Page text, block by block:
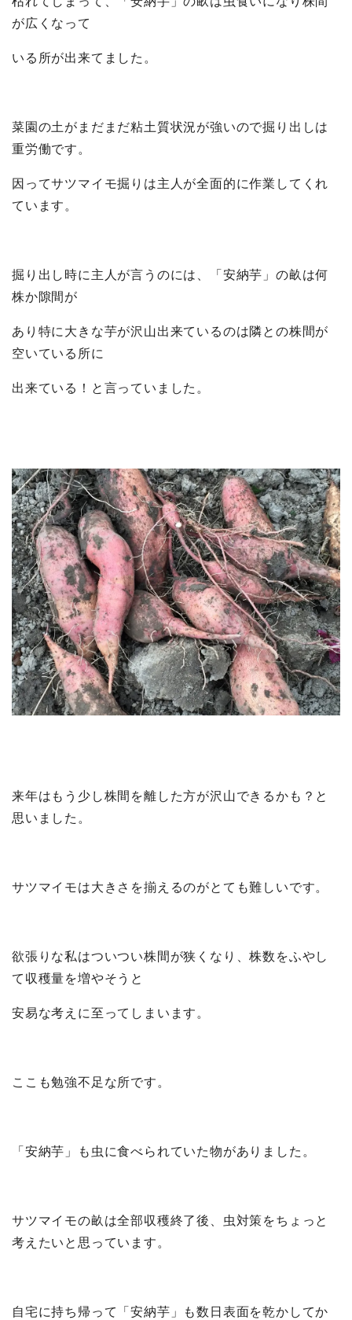
が広くなって
いる所が出来てました。
菜園の土がまだまだ粘土質状況が強いので掘り出しは
重労働です。
因ってサツマイモ掘りは主人が全面的に作業してくれ
ています。
掘り出し時に主人が言うのには、「安納芋」の畝は何
株か隙間が
あり特に大きな芋が沢山出来ているのは隣との株間が
空いている所に
出来ている！と言っていました。
来年はもう少し株間を離した方が沢山できるかも？と
思いました。
サツマイモは大きさを揃えるのがとても難しいです。
欲張りな私はついつい株間が狭くなり、株数をふやし
て収穫量を増やそうと
安易な考えに至ってしまいます。
ここも勉強不足な所です。
「安納芋」も虫に食べられていた物がありました。
サツマイモの畝は全部収穫終了後、虫対策をちょっと
考えたいと思っています。
自宅に持ち帰って「安納芋」も数日表面を乾かしてか